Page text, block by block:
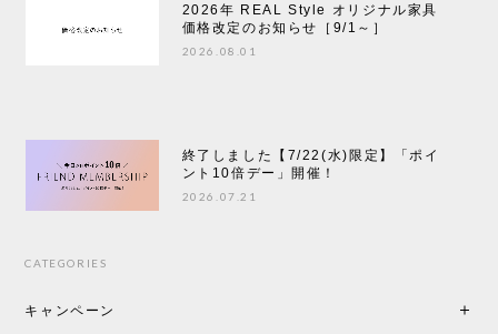
2026年 REAL Style オリジナル家具
価格改定のお知らせ［9/1～］
2026.08.01
終了しました【7/22(水)限定】「ポイ
ント10倍デー」開催！
2026.07.21
CATEGORIES
キャンペーン